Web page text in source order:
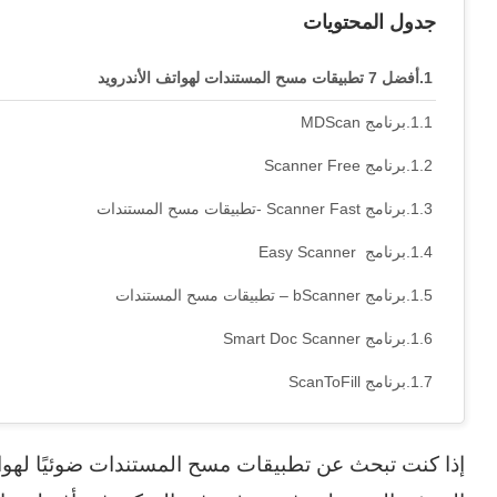
جدول المحتويات
أفضل 7 تطبيقات مسح المستندات لهواتف الأندرويد
برنامج MDScan
برنامج Scanner Free
برنامج Scanner Fast -تطبيقات مسح المستندات
برنامج Easy Scanner
برنامج bScanner – تطبيقات مسح المستندات
برنامج Smart Doc Scanner
برنامج ScanToFill
إذا كنت تبحث عن تطبيقات مسح المستندات ضوئيًا